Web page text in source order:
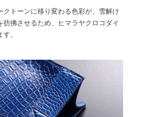
クトーンに移り変わる色彩が、雪解け
彷彿させるため、ヒマラヤクロコダイ
。